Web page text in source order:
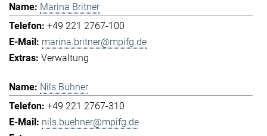
Marina Britner
+49 221 2767-100
marina.britner@mpifg.de
Verwaltung
Nils Bühner
+49 221 2767-310
nils.buehner@mpifg.de